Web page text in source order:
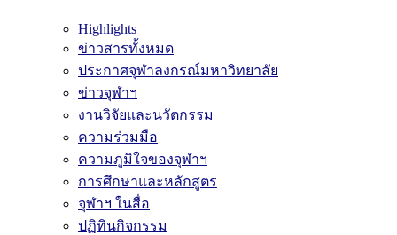
Highlights
ข่าวสารทั้งหมด
ประกาศจุฬาลงกรณ์มหาวิทยาลัย
ข่าวจุฬาฯ
งานวิจัยและนวัตกรรม
ความร่วมมือ
ความภูมิใจของจุฬาฯ
การศึกษาและหลักสูตร
จุฬาฯ ในสื่อ
ปฏิทินกิจกรรม